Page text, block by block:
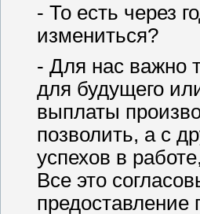
- То есть через
измениться?
- Для нас важно
для будущего
выплаты
позволить, а с
успехов в
Все это
предоставление